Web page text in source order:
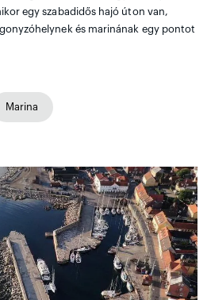
egy szabadidős hajó úton van,
és marinának egy pontot
Marina